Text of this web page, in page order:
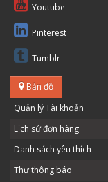
Youtube
Pinterest
Tumblr
Bản đồ
Quản lý Tài khoản
Lịch sử đơn hàng
Danh sách yêu thích
Thư thông báo